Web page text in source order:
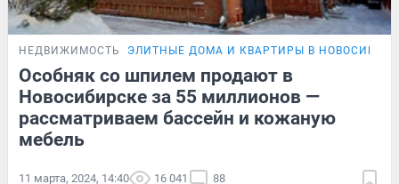
НЕДВИЖИМОСТЬ ЭЛИТНЫЕ ДОМА И КВАРТИРЫ В
Особняк со шпилем продают в
Новосибирске за 55 миллионов —
рассматриваем бассейн и кожаную
мебель
11 марта, 2024, 14:40 16 041 88